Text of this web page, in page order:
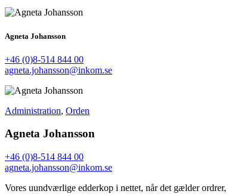
Agneta Johansson
+46 (0)8-514 844 00
agneta.johansson@inkom.se
Administration, Orden
Agneta Johansson
+46 (0)8-514 844 00
agneta.johansson@inkom.se
Vores uundværlige edderkop i nettet, når det gælder